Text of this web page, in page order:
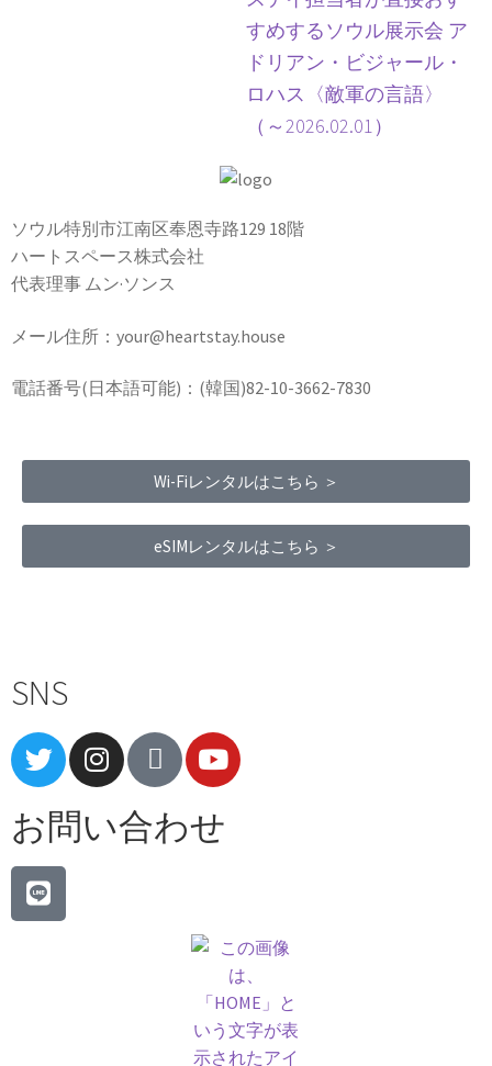
すめするソウル展示会 ア
ドリアン・ビジャール・
ロハス〈敵軍の言語〉
（～2026.02.01）
ソウル特別市江南区奉恩寺路129 18階
ハートスペース株式会社
代表理事 ムン·ソンス
メール住所：your@heartstay.house
電話番号(日本語可能)：(韓国)82-10-3662-7830
Wi-Fiレンタルはこちら ＞
eSIMレンタルはこちら ＞
SNS
お問い合わせ